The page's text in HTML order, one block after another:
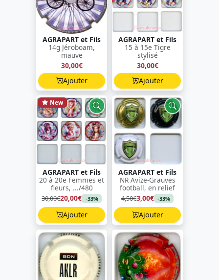
AGRAPART et Fils
14g Jéroboam,
mauve
30,00€
Ajouter
AGRAPART et Fils
15 à 15e Tigre
stylisé
30,00€
Ajouter
New
AGRAPART et Fils
20 à 20e Femmes et
fleurs, .../480
30,00€20,00€ -33%
Ajouter
AGRAPART et Fils
NR Avize-Grauves
football, en relief
4,50€3,00€ -33%
Ajouter